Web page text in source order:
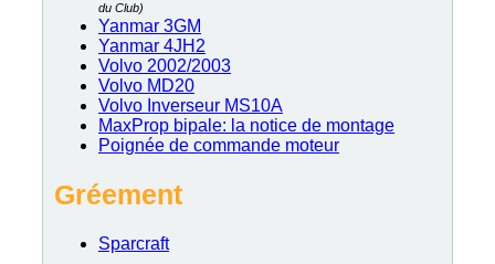
du Club)
Yanmar 3GM
Yanmar 4JH2
Volvo 2002/2003
Volvo MD20
Volvo Inverseur MS10A
MaxProp bipale: la notice de montage
Poignée de commande moteur
Gréement
Sparcraft